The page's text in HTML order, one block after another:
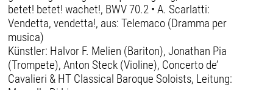
betet! betet! wachet!, BWV 70.2 • A. Scarlatti:
Vendetta, vendetta!, aus: Telemaco (Dramma per
musica)
Künstler: Halvor F. Melien (Bariton), Jonathan Pia
(Trompete), Anton Steck (Violine), Concerto de’
Cavalieri & HT Classical Baroque Soloists, Leitung: